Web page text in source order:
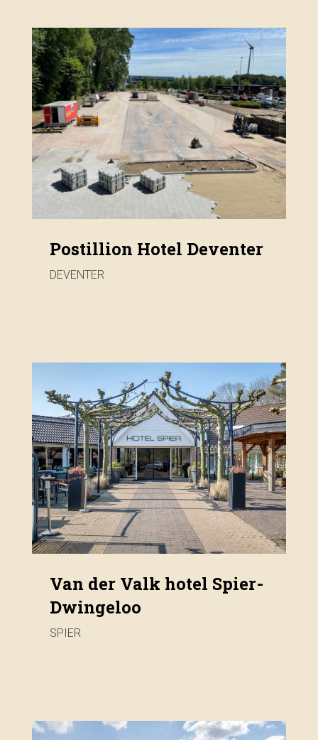
Postillion Hotel Deventer
DEVENTER
Van der Valk hotel Spier-
Dwingeloo
SPIER